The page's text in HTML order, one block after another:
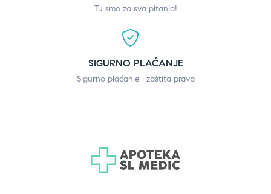
Tu smo za sva pitanja!
SIGURNO PLAĆANJE
Sigurno plaćanje i zaštita prava